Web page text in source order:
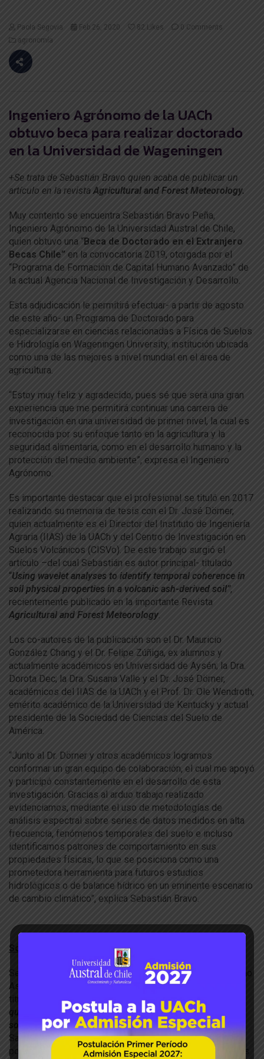
Paola Segovia Feb 26, 2020 82 Likes
0 Comments
agronomía
Ingeniero Agrónomo de la UACh
obtuvo beca para realizar doctorado
en la Universidad de Wageningen
+Se trata de Sebastián Bravo quien acaba de publicar un
artículo en la revista Agricultural and Forest Meteorology.
Muy contento se encuentra Sebastián Bravo Peña,
Ingeniero Agrónomo de la Universidad Austral de Chile,
quien obtuvo una “Beca de Doctorado en el Extranjero
Becas Chile” en la convocatoria 2019, otorgada por el
“Programa de Formación de Capital Humano Avanzado” de
la actual Agencia Nacional de Investigación y Desarrollo.
Esta adjudicación le permitirá efectuar- a partir de agosto
de este año- un Programa de Doctorado para
especializarse en ciencias relacionadas a Física de Suelos
e Hidrología en Wageningen University, institución ubicada
como una de las mejores a nivel mundial en el área de
agricultura.
“Estoy muy feliz y agradecido, pues sé que será una gran
experiencia que me permitirá continuar una carrera de
investigación en una universidad de primer nivel, la cual es
reconocida por su enfoque tanto en la agricultura y la
seguridad alimentaria, como en el desarrollo humano y la
protección del medio ambiente”, expresa el Ingeniero
Agrónomo.
Es importante destacar que el profesional se tituló en 2017
realizando su memoria de tesis con el Dr. José Dörner,
quien actualmente es el Director del Instituto de Ingeniería
Agraria (IIAS) de la UACh y del Centro de Investigación en
Suelos Volcánicos (CISVo). De este trabajo surgió el
artículo –del cual Sebastián es autor principal- titulado
“Using wavelet analyses to identify temporal coherence in
soil physical properties in a volcanic ash-derived soil”,
recientemente publicado en la importante Revista
Agricultural and Forest Meteorology
Los co-autores de la publicación son el Dr. Mauricio
González Chang y el Dr. Felipe Zúñiga, ex alumnos y
actualmente académicos en Universidad de Aysén; la Dra.
Dorota Dec; la Dra. Susana Valle y el Dr. José Dörner,
académicos del IIAS de la UACh y el Prof. Dr. Ole Wendroth,
emérito académico de la Universidad de Kentucky y actual
presidente de la Sociedad de Ciencias del Suelo de
América.
“Junto al Dr. Dörner y otros académicos logramos
conformar un gran equipo de colaboración, el cual me apoyó
y participó constantemente en el desarrollo de esta
investigación. Gracias al arduo trabajo realizado
evidenciamos, mediante el uso de metodologías de
análisis espectral sobre series de datos medidos en alta
frecuencia, fenómenos temporales del suelo e incluso
identificamos patrones de comportamiento en sus
propiedades físicas, lo que se posiciona como una
prometedora herramienta para futuros estudios
hidrológicos o de balance hídrico en un eminente escenario
de cambio climático”, explica Sebastián Bravo.
Sobre la Carrera de Agronomía
Sebastián tiene 28 años, actualmente se desempeña como
Asistente Científico del Proyecto Fondecyt 1191057
titulado
“Assessing the effect of the physicochemical
quality of a volcanic ash soil on pasture productivity and
soil resilience capacity” , que dirige el Dr. Dörner. Es de
Santiago y reconoce que optó por Agronomía en la UACh,
porque “envuelve variadas temáticas en las que te puedes